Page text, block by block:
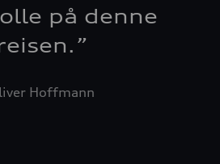
på denne
”
Hoffmann